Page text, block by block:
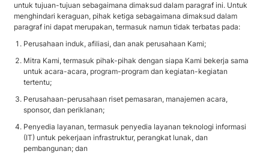
untuk tujuan-tujuan sebagaimana dimaksud dalam paragraf ini. Untuk
menghindari keraguan, pihak ketiga sebagaimana dimaksud dalam
paragraf ini dapat merupakan, termasuk namun tidak terbatas pada:
Perusahaan induk, afiliasi, dan anak perusahaan Kami;
Mitra Kami, termasuk pihak-pihak dengan siapa Kami bekerja sama
untuk acara-acara, program-program dan kegiatan-kegiatan
tertentu;
Perusahaan-perusahaan riset pemasaran, manajemen acara,
sponsor, dan periklanan;
Penyedia layanan, termasuk penyedia layanan teknologi informasi
(IT) untuk pekerjaan infrastruktur, perangkat lunak, dan
pembangunan; dan